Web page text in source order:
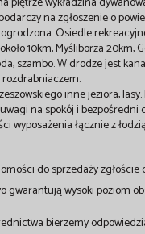
na zgłoszenie o
Osiedle
10km, Myśliborza
szambo. W drodze jest
inne jeziora,
na spokój i bezpośredni
wyposażenia łącznie z
do sprzedaży
gwarantują wysoki poziom
bierzemy